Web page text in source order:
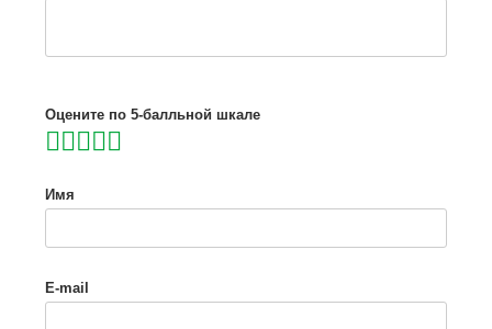
Оцените по 5-балльной шкале
Имя
E-mail